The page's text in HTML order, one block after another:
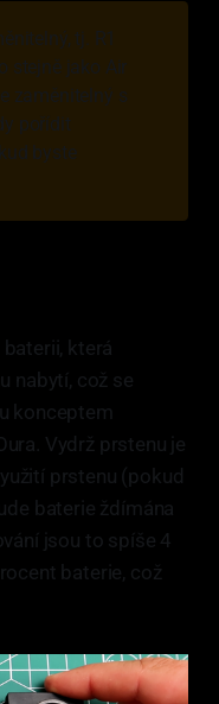
tj. R1
stejně jako Air
zaměnitelný s
pořídit
byste
která
nabytí, což se
konceptem
Vydrž prstenu je
prstenu (pokud
baterie ždímána
jsou to spíše 4
baterie, což